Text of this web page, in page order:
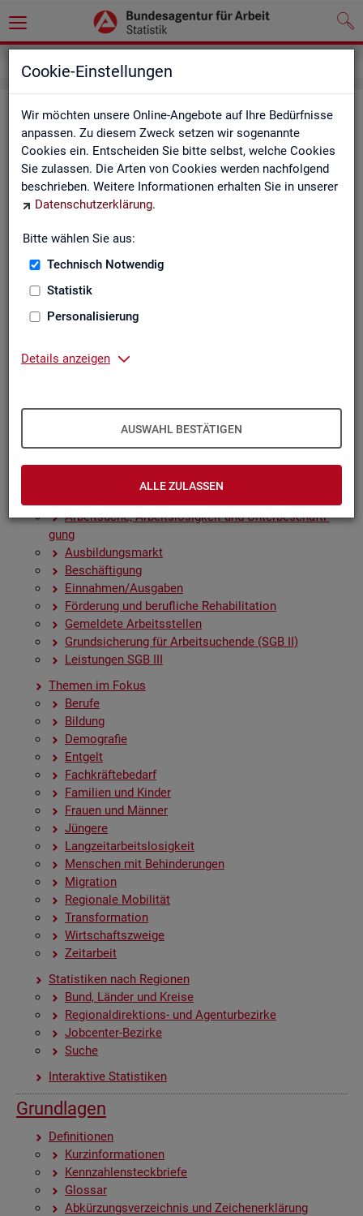
Cookie-Einstellungen
Wir möchten unsere Online-Angebote auf Ihre Bedürfnisse
anpassen. Zu diesem Zweck setzen wir sogenannte
Cookies ein. Entscheiden Sie bitte selbst, welche Cookies
Sie zulassen. Die Arten von Cookies werden nachfolgend
beschrieben. Weitere Informationen erhalten Sie in unserer
Datenschutzerklärung.
Bitte wählen Sie aus:
Technisch Notwendig
Statistik
Personalisierung
Details anzeigen
AUSWAHL BESTÄTIGEN
ALLE ZULASSEN
In­halts­ver­zeich­nis
Sta­tis­ti­ken
Rund­schau Ar­beits­markt
Mo­nats­be­richt
Eck­wer­te des Ar­beits­mark­tes und der Grund­si­che­
rung
Eck­wer­te Ar­beits­markt
Ar­beits­markt in Deutsch­land
Zah­len, Daten, Fak­ten - Struk­tur­da­ten und -in­di­ka­to­
Früh­in­di­ka­to­ren für den Ar­beits­markt
Sai­son­be­rei­nig­te Zeit­rei­hen
Ar­beit­su­che, Ar­beits­lo­sig­keit und Un­ter­be­schäf­ti­
gung
Aus­bil­dungs­markt
Be­schäf­ti­gung
Ein­nah­men/Aus­ga­ben
För­de­rung und be­ruf­li­che Re­ha­bi­li­ta­ti­on
Ge­mel­de­te Ar­beits­stel­len
Grund­si­che­rung für Ar­beit­su­chen­de (SGB II)
Leis­tun­gen SGB III
The­men im Fokus
Be­ru­fe
Bil­dung
De­mo­gra­fie
Ent­gelt
Fach­kräf­te­be­darf
Fa­mi­li­en und Kin­der
Frau­en und Män­ner
Jün­ge­re
Lang­zeit­ar­beits­lo­sig­keit
Men­schen mit Be­hin­de­run­gen
Mi­gra­ti­on
Re­gio­na­le Mo­bi­li­tät
Trans­for­ma­ti­on
Wirt­schafts­zwei­ge
Zeit­ar­beit
Sta­tis­ti­ken nach Re­gio­nen
Bund, Län­der und Krei­se
Re­gio­nal­di­rek­ti­ons- und Agen­tur­be­zir­ke
Job­cen­ter-Be­zir­ke
Suche
In­ter­ak­ti­ve Sta­tis­ti­ken
Grund­la­gen
De­fi­ni­tio­nen
Kurz­in­for­ma­tio­nen
Kenn­zah­len­steck­brie­fe
Glos­sar
Ab­kür­zungs­ver­zeich­nis und Zei­chen­er­klä­rung